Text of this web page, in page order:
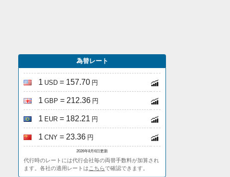
為替レート
1 USD = 157.70 円
1 GBP = 212.36 円
1 EUR = 182.21 円
1 CNY = 23.36 円
2026年8月6日更新
代行時のレートには代行会社毎の両替手数料が加算され
ます。各社の適用レートは こちらで確認できます。